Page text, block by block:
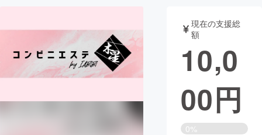
音楽
テクノロジー・ガジェット ゲーム・
書籍・雑誌
チャレンジ
現在の支援総
額
10,0
00円
0%